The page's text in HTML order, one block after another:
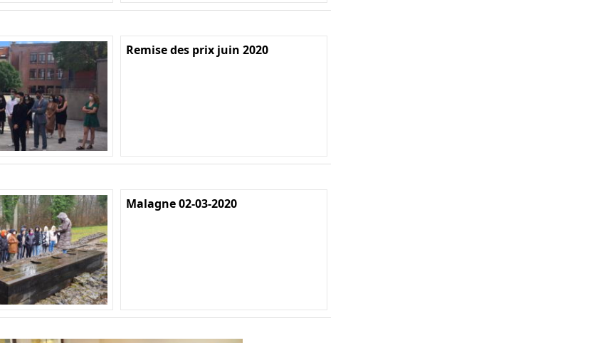
Remise des prix juin 2020
Malagne 02-03-2020